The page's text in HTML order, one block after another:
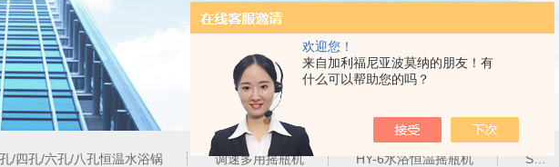
欢迎您！
来自加利福尼亚波莫纳的朋友！有
什么可以帮助您的吗？
/四孔/六孔/八孔恒温水浴锅 调速多用摇瓶机 HY-6水浴恒温摇瓶机 SHZ-82气浴恒温振荡器